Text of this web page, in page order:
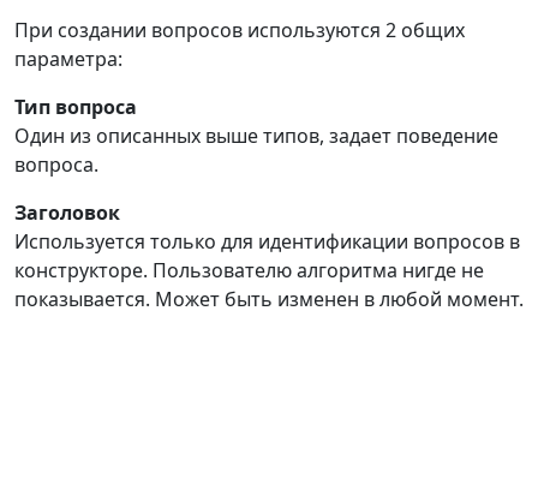
При создании вопросов используются 2 общих
параметра:
Тип вопроса
Один из описанных выше типов, задает поведение
вопроса.
Заголовок
Используется только для идентификации вопросов в
конструкторе. Пользователю алгоритма нигде не
показывается. Может быть изменен в любой момент.